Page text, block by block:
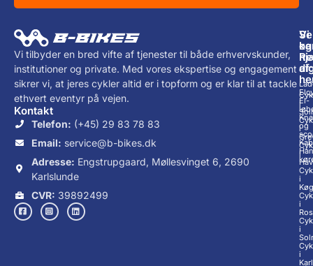
Vi tilbyder en bred vifte af tjenester til både erhvervskunder,
institutioner og private. Med vores ekspertise og engagement
sikrer vi, at jeres cykler altid er i topform og er klar til at tackle
ethvert eventyr på vejen.
Kontakt
Telefon: (+45) 29 83 78 83
Email: service@b-bikes.dk
Adresse: Engstrupgaard, Møllesvinget 6, 2690
Karlslunde
CVR: 39892499
Vi
i
i
i
i
i
i
i
og
af:
El-
og